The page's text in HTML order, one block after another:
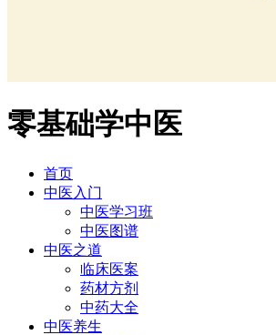
零基础学中医
首页
中医入门
中医学习班
中医图谱
中医之道
临床医案
药材方剂
中药大全
中医养生